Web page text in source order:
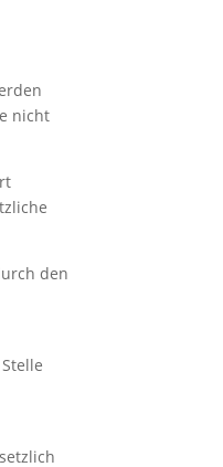
nicht
den